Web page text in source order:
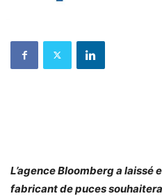
L’agence Bloomberg a laissé
fabricant de puces